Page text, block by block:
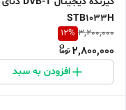
STB1033H
3,200,000
12%
2,800,000
افزودن به سبد